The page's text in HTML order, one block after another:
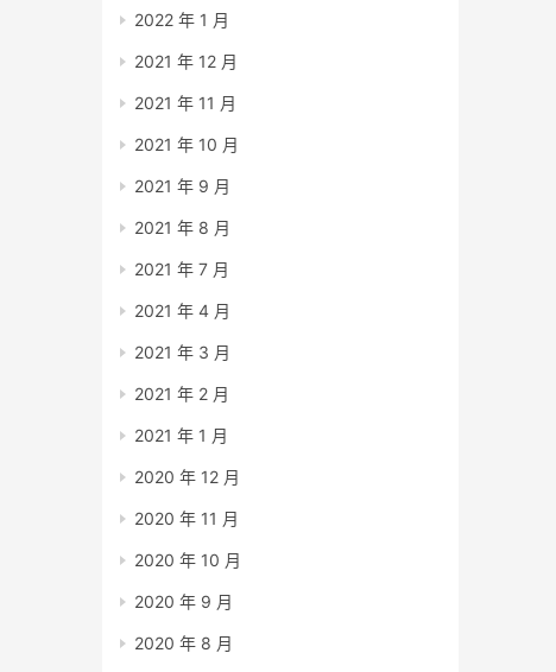
2022 年 1 月
2021 年 12 月
2021 年 11 月
2021 年 10 月
2021 年 9 月
2021 年 8 月
2021 年 7 月
2021 年 4 月
2021 年 3 月
2021 年 2 月
2021 年 1 月
2020 年 12 月
2020 年 11 月
2020 年 10 月
2020 年 9 月
2020 年 8 月